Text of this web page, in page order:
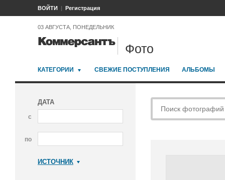
ВОЙТИ Регистрация
03 АВГУСТА, ПОНЕДЕЛЬНИК
Фото
КАТЕГОРИИ СВЕЖИЕ ПОСТУПЛЕНИЯ АЛЬБОМЫ
ДАТА
с
по
ИСТОЧНИК